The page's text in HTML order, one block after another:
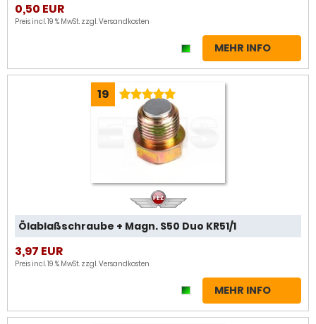
0,50 EUR
Preis incl. 19 % MwSt. zzgl.Versandkosten
MEHR INFO
19
Ölablaßschraube + Magn. S50 Duo KR51/1
3,97 EUR
Preis incl. 19 % MwSt. zzgl.Versandkosten
MEHR INFO